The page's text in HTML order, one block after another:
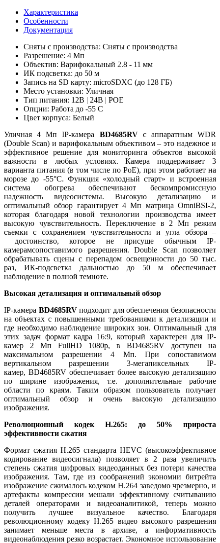
Характеристика
Особенности
Документация
Сняты с производства: Сняты с производства
Разрешение: 4 Мп
Объектив: Варифокальный 2.8 - 11 мм
ИК подсветка: до 50 м
Запись на SD карту: microSDXC (до 128 ГБ)
Место установки: Уличная
Тип питания: 12В | 24В | POE
Опции: Работа до -55 C
Цвет корпуса: Белый
Уличная 4 Мп IP-камера BD4685RV с аппаратным WDR
(Double Scan) и варифокальным объективом – это надежное и
эффективное решение для мониторинга объектов высокой
важности в любых условиях. Камера поддерживает 3
варианта питания (в том числе по PoE), при этом работает на
морозе до -55°С. Функция «холодный старт» и встроенная
система обогрева обеспечивают бескомпромиссную
надежность видеосистемы. Высокую детализацию и
оптимальный обзор гарантирует 4 Мп матрица OmniBSI-2,
которая благодаря новой технологии производства имеет
высокую чувствительность. Переключение в 2 Мп режим
съемки с сохранением чувствительности и угла обзора –
достоинство, которое не присуще обычным IP-
камерамсопоставимого разрешения. Double Scan позволяет
обрабатывать сцены с перепадом освещенности до 50 тыс.
раз, ИК-подсветка дальностью до 50 м обеспечивает
наблюдение в полной темноте.
Высокая детализация и оптимальный обзор
IP-камера BD4685RVподходит для обеспечения безопасности
на объектах с повышенными требованиями к детализации и
где необходимо наблюдение широких зон. Оптимальный для
этих задач формат кадра 16:9, который характерен для IP-
камер 2 Мп FullHD 1080p, в BD4685RV доступен на
максимальном разрешении 4 Мп. При сопоставимом
вертикальном разрешении 3-мегапиксельных IP-
камер, BD4685RV обеспечивает более высокую детализацию
по ширине изображения, т.е. дополнительные рабочие
области по краям. Таким образом пользователь получает
оптимальный обзор и очень высокую детализацию
изображения.
Революционный кодек H.265: до 50% прироста
эффективности сжатия
Формат сжатия H.265 стандарта HEVC (высокоэффективное
кодирование видеосигнала) позволяет в 2 раза увеличить
степень сжатия цифровых видеоданных без потери качества
изображения. Там, где из соображений экономии битрейта
изображение сжималось кодеком Н.264 заведомо чрезмерно, и
артефакты компрессии мешали эффективному считыванию
деталей операторами и видеоаналитикой, теперь можно
получить лучшее визуальное качество. Благодаря
революционному кодеку H.265 видео высокого разрешения
занимает меньше места в архиве, а информативность
видеонаблюдения резко возрастает. Экономное использование